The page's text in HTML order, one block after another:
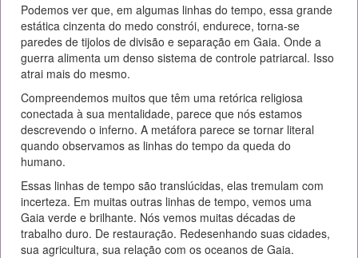
Podemos ver que, em algumas linhas do tempo, essa grande
estática cinzenta do medo constrói, endurece, torna-se
paredes de tijolos de divisão e separação em Gaia. Onde a
guerra alimenta um denso sistema de controle patriarcal. Isso
atrai mais do mesmo.
Compreendemos muitos que têm uma retórica religiosa
conectada à sua mentalidade, parece que nós estamos
descrevendo o inferno. A metáfora parece se tornar literal
quando observamos as linhas do tempo da queda do
humano.
Essas linhas de tempo são translúcidas, elas tremulam com
incerteza. Em muitas outras linhas de tempo, vemos uma
Gaia verde e brilhante. Nós vemos muitas décadas de
trabalho duro. De restauração. Redesenhando suas cidades,
sua agricultura, sua relação com os oceanos de Gaia.